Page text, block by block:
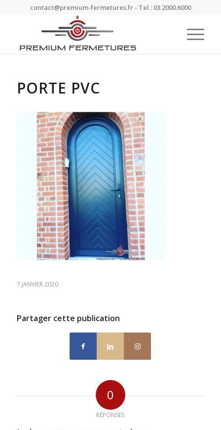
contact@premium-fermetures.fr - Tel : 03.2000.6000
PORTE PVC
7 JANVIER 2020
Partager cette publication
0
RÉPONSES